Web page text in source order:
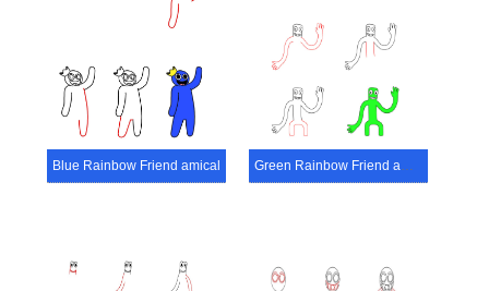
Blue Rainbow Friend amical